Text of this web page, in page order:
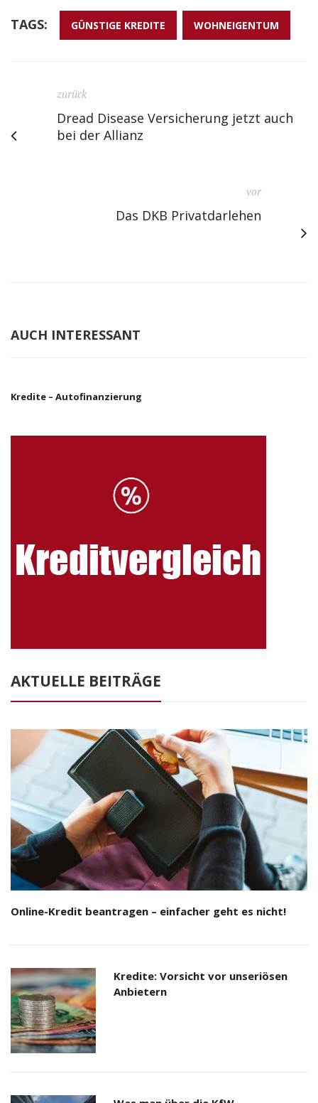
TAGS: GÜNSTIGE KREDITE WOHNEIGENTUM
zurück
Dread Disease Versicherung jetzt auch
bei der Allianz
vor
Das DKB Privatdarlehen
AUCH INTERESSANT
Kredite – Autofinanzierung
AKTUELLE BEITRÄGE
Online-Kredit beantragen – einfacher geht es nicht!
Kredite: Vorsicht vor unseriösen
Anbietern